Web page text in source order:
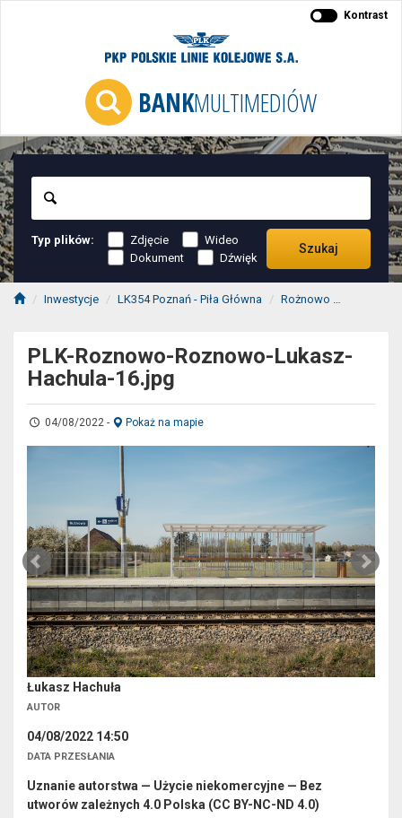
BANKMULTIMEDIÓW
Kontrast
Typ plików: Zdjęcie
Wideo
Dokument
Dźwięk
Szukaj
Inwestycje LK354 Poznań - Piła Główna Rożnowo
PLK-Roznowo-Roznowo-Lukasz-
Hachula-16.jpg
04/08/2022 - Pokaż na mapie
Łukasz Hachuła
AUTOR
04/08/2022 14:50
DATA PRZESŁANIA
Uznanie autorstwa — Użycie niekomercyjne — Bez
utworów zależnych 4.0 Polska (CC BY-NC-ND 4.0)